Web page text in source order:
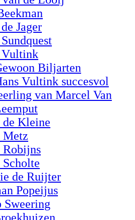
Jager
Vultink
Biljarten
Vultink succesvol
van Marcel Van
de Kleine
Metz
Robijns
de Ruijter
Popeijus
Sweering